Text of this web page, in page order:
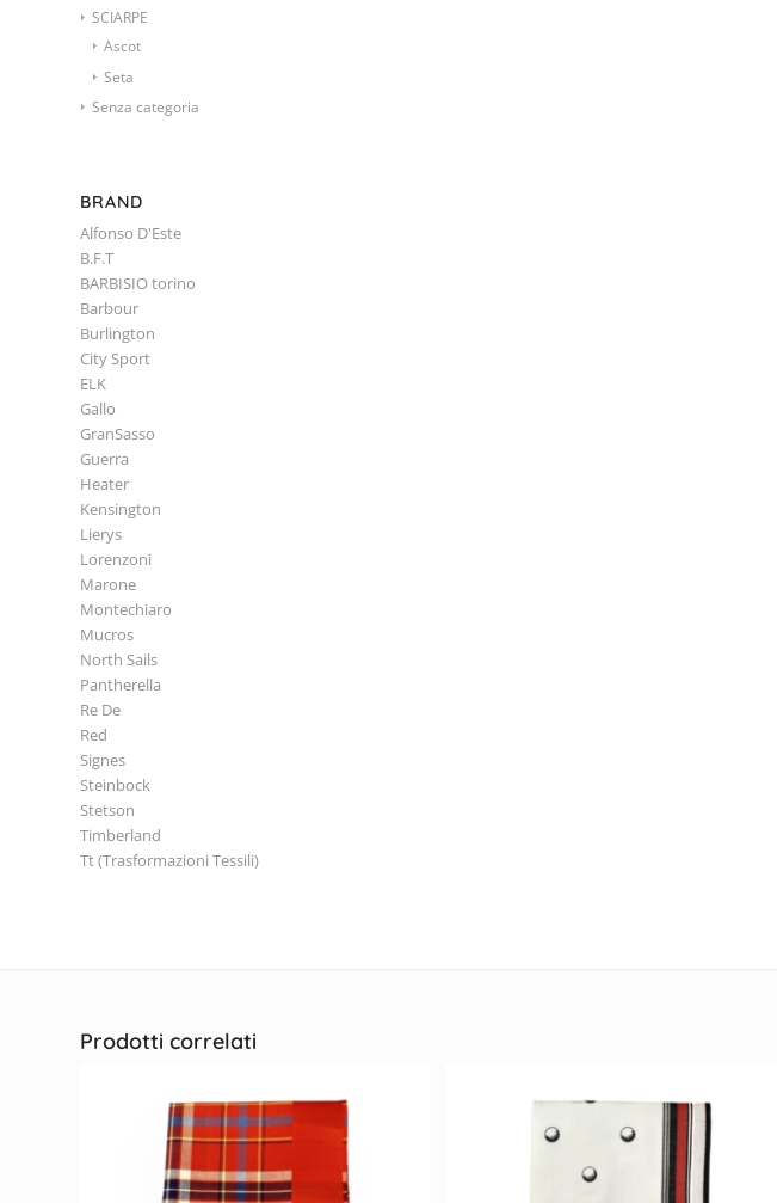
SCIARPE
Ascot
Seta
Senza categoria
BRAND
Alfonso D'Este
B.F.T
BARBISIO torino
Barbour
Burlington
City Sport
ELK
Gallo
GranSasso
Guerra
Heater
Kensington
Lierys
Lorenzoni
Marone
Montechiaro
Mucros
North Sails
Pantherella
Re De
Red
Signes
Steinbock
Stetson
Timberland
Tt (Trasformazioni Tessili)
Prodotti correlati